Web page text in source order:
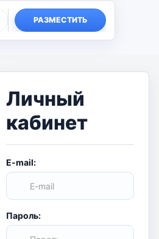
РАЗМЕСТИТЬ
Личный
кабинет
E-mail:
Пароль: